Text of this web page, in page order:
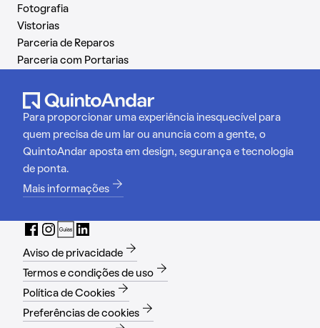
Fotografia
Vistorias
Parceria de Reparos
Parceria com Portarias
Para proporcionar uma experiência inesquecível para
quem precisa de um lar ou anuncia com a gente, o
QuintoAndar aposta em design, segurança e tecnologia
de ponta.
Mais informações
Aviso de privacidade
Termos e condições de uso
Política de Cookies
Preferências de cookies